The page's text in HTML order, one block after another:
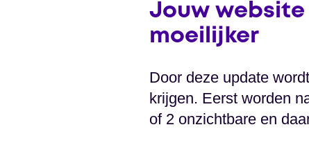
Jouw
moeilijker
Door deze update
krijgen. Eerst worden
of 2 onzichtbare en